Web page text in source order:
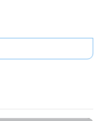
ยหมื่นคน และหลาย
ภูมิมาได้ เพราะว่าคน
ติว่าเขากินยาแก้ไข้
ง และให้การดูแล
ความสูญเสียจากโรคนี้